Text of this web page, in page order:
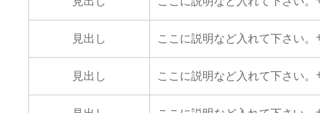
見出し ここに説明など入れて下さい。
見出し ここに説明など入れて下さい。